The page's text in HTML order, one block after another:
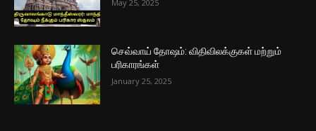
May 25, 2025
செவ்வாய் தோஷம்: விதிவிலக்குகள் மற்றும்
பரிகாரங்கள்
January 25, 2025